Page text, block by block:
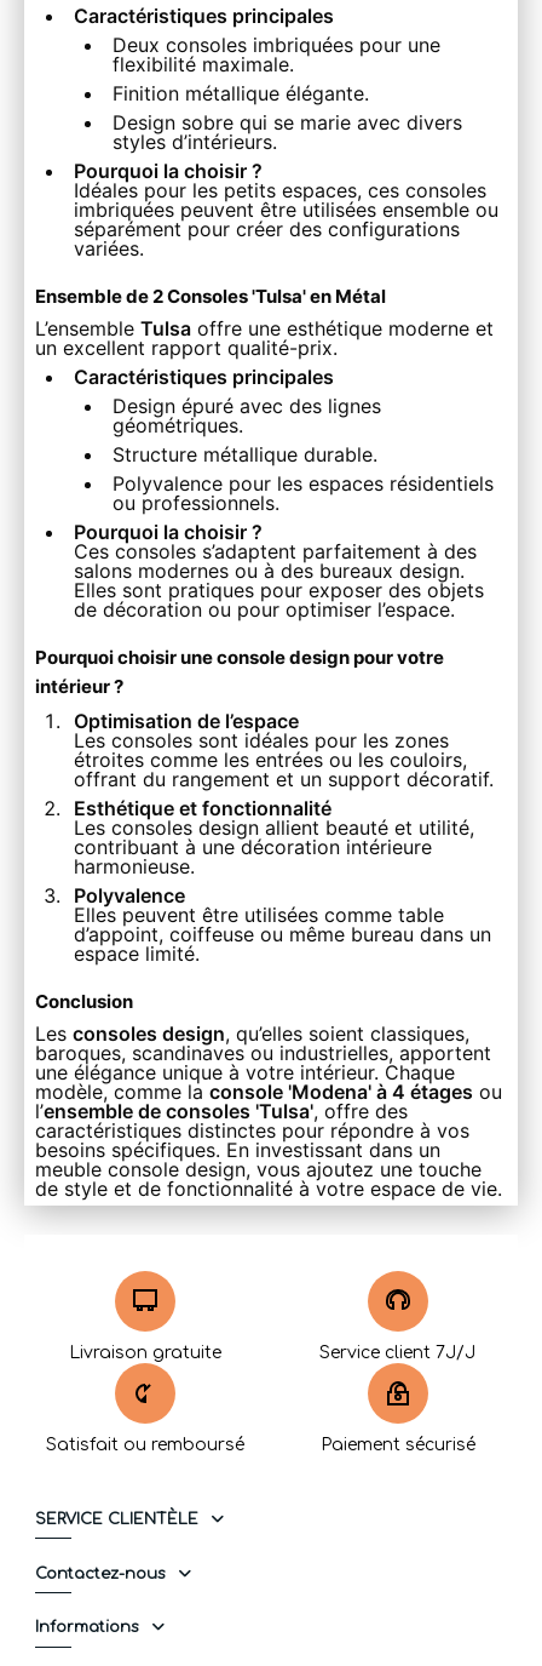
Caractéristiques principales
Deux consoles imbriquées pour une
flexibilité maximale.
Finition métallique élégante.
Design sobre qui se marie avec divers
styles d’intérieurs.
Pourquoi la choisir ?
Idéales pour les petits espaces, ces consoles
imbriquées peuvent être utilisées ensemble ou
séparément pour créer des configurations
variées.
Ensemble de 2 Consoles 'Tulsa' en Métal
L’ensemble Tulsa offre une esthétique moderne et
un excellent rapport qualité-prix.
Caractéristiques principales
Design épuré avec des lignes
géométriques.
Structure métallique durable.
Polyvalence pour les espaces résidentiels
ou professionnels.
Pourquoi la choisir ?
Ces consoles s’adaptent parfaitement à des
salons modernes ou à des bureaux design.
Elles sont pratiques pour exposer des objets
de décoration ou pour optimiser l’espace.
Pourquoi choisir une console design pour votre
intérieur ?
Optimisation de l’espace
Les consoles sont idéales pour les zones
étroites comme les entrées ou les couloirs,
offrant du rangement et un support décoratif.
Esthétique et fonctionnalité
Les consoles design allient beauté et utilité,
contribuant à une décoration intérieure
harmonieuse.
Polyvalence
Elles peuvent être utilisées comme table
d’appoint, coiffeuse ou même bureau dans un
espace limité.
Conclusion
Les consoles design, qu’elles soient classiques,
baroques, scandinaves ou industrielles, apportent
une élégance unique à votre intérieur. Chaque
modèle, comme la console 'Modena' à 4 étages ou
l’ensemble de consoles 'Tulsa', offre des
caractéristiques distinctes pour répondre à vos
besoins spécifiques. En investissant dans un
meuble console design, vous ajoutez une touche
de style et de fonctionnalité à votre espace de vie.
Livraison gratuite Service client 7J/J
Satisfait ou remboursé Paiement sécurisé
SERVICE CLIENTÈLE
Contactez-nous
Informations